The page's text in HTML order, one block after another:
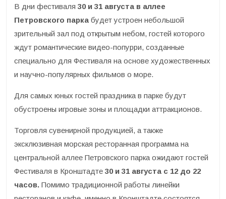
В дни фестиваля 30 и 31 августа в аллее
Петровского парка будет устроен небольшой
зрительный зал под открытым небом, гостей которого
ждут романтические видео-попурри, созданные
специально для Фестиваля на основе художественных
и научно-популярных фильмов о море.
Для самых юных гостей праздника в парке будут
обустроены игровые зоны и площадки аттракционов.
Торговля сувенирной продукцией, а также
эксклюзивная морская ресторанная программа на
центральной аллее Петровского парка ожидают гостей
Фестиваля в Кронштадте 30 и 31 августа с 12 до 22
часов. Помимо традиционной работы линейки